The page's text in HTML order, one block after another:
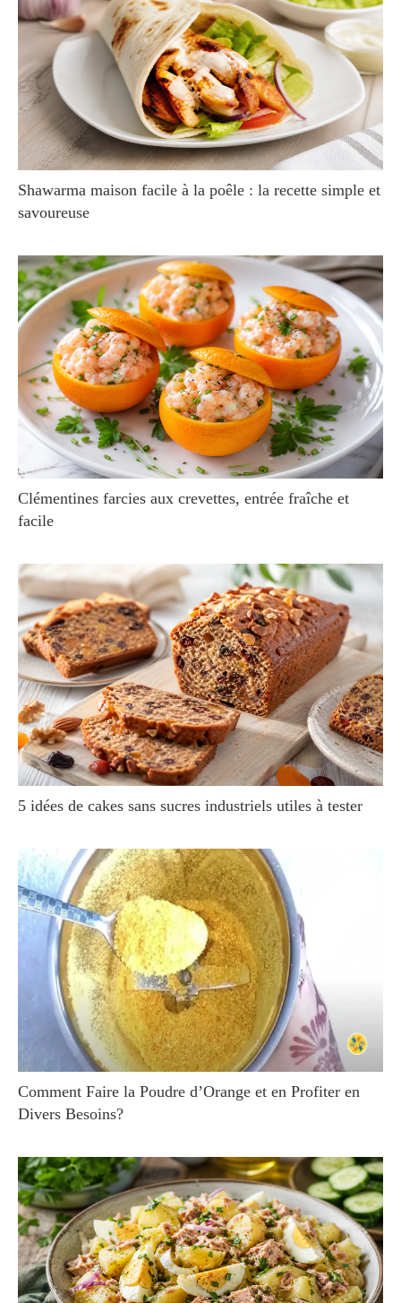
Shawarma maison facile à la poêle : la recette simple et
savoureuse
Clémentines farcies aux crevettes, entrée fraîche et
facile
5 idées de cakes sans sucres industriels utiles à tester
Comment Faire la Poudre d’Orange et en Profiter en
Divers Besoins?